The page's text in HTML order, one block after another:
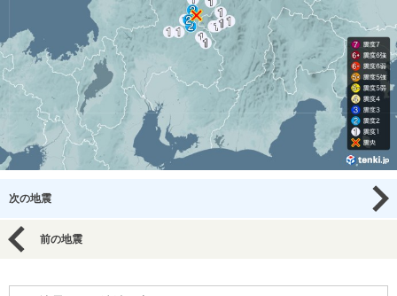
次の地震
前の地震